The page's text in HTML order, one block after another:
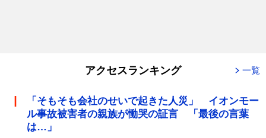
アクセスランキング 一覧
「そもそも会社のせいで起きた人災」 イオンモー
ル事故被害者の親族が慟哭の証言 「最後の言葉
は…」